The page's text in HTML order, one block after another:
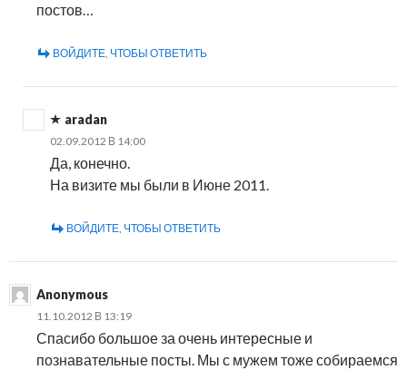
постов…
ВОЙДИТЕ, ЧТОБЫ ОТВЕТИТЬ
aradan
02.09.2012 В 14:00
Да, конечно.
На визите мы были в Июне 2011.
ВОЙДИТЕ, ЧТОБЫ ОТВЕТИТЬ
Anonymous
11.10.2012 В 13:19
Спасибо большое за очень интересные и
познавательные посты. Мы с мужем тоже собираемся